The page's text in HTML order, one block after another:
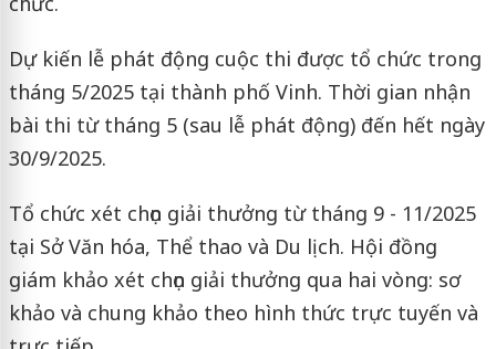
Dự kiến lễ phát động cuộc thi được tổ chức trong
tháng 5/2025 tại thành phố Vinh. Thời gian nhận
bài thi từ tháng 5 (sau lễ phát động) đến hết ngày
30/9/2025.
Tổ chức xét chọn giải thưởng từ tháng 9 - 11/2025
tại Sở Văn hóa, Thể thao và Du lịch. Hội đồng
giám khảo xét chọn giải thưởng qua hai vòng: sơ
khảo và chung khảo theo hình thức trực tuyến và